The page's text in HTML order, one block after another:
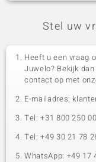
Stel uw
Heeft u een vraag
Juwelo? Bekijk dan
contact op met
E-mailadres:
Tel: +31 800 250
Tel: +49 30 21 78
WhatsApp: +49 17